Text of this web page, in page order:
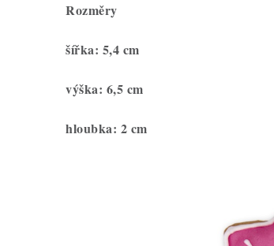
Rozměry
šířka: 5,4 cm
výška: 6,5 cm
hloubka: 2 cm